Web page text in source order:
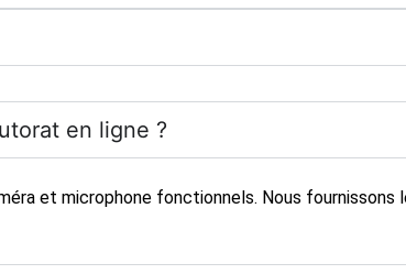
en ligne ?
et microphone fonctionnels. Nous